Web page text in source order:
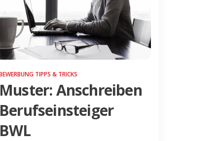
TIPPS & TRICKS
Anschreiben